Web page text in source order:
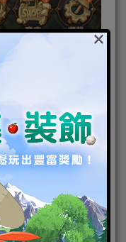
多角色邊隻先
小編就以日版角
可以由頭推關推
×